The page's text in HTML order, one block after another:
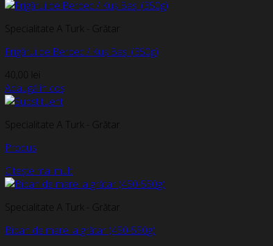
Specialitate A Turk - Grătar
Frigărui de Berbec / Kuș Bași (350g)
40,00 lei
Adaugă în coș
Specialitate A Turk - Grătar
Produs
Citește mai mult
Specialitate A Turk - Grătar
Biban de mare la grătar (450-550g)